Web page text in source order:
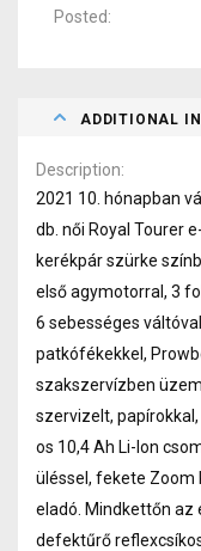
Posted
ADDITIONAL
Description
2021 10. hónapban
db. női Royal Tourer
kerékpár szürke
első agymotorral, 3
6 sebességes
patkófékekkel,
szakszervízben
szervizelt,
os 10,4 Ah Li-Ion
üléssel, fekete Zoom
eladó. Mindkettőn az
defektűrő